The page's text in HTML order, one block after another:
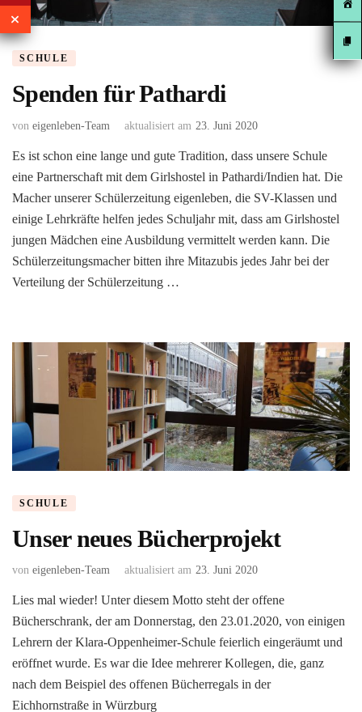
SCHULE
Spenden für Pathardi
von eigenleben-Team aktualisiert am 23. Juni 2020
Es ist schon eine lange und gute Tradition, dass unsere Schule
eine Partnerschaft mit dem Girlshostel in Pathardi/Indien hat. Die
Macher unserer Schülerzeitung eigenleben, die SV-Klassen und
einige Lehrkräfte helfen jedes Schuljahr mit, dass am Girlshostel
jungen Mädchen eine Ausbildung vermittelt werden kann. Die
Schülerzeitungsmacher bitten ihre Mitazubis jedes Jahr bei der
Verteilung der Schülerzeitung …
SCHULE
Unser neues Bücherprojekt
von eigenleben-Team aktualisiert am 23. Juni 2020
Lies mal wieder! Unter diesem Motto steht der offene
Bücherschrank, der am Donnerstag, den 23.01.2020, von einigen
Lehrern der Klara-Oppenheimer-Schule feierlich eingeräumt und
eröffnet wurde. Es war die Idee mehrerer Kollegen, die, ganz
nach dem Beispiel des offenen Bücherregals in der
Eichhornstraße in Würzburg